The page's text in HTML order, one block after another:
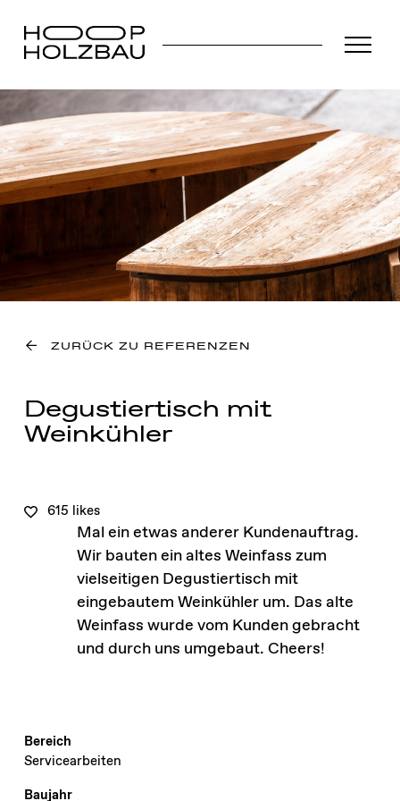
ZURÜCK ZU REFERENZEN
Degustiertisch mit
Weinkühler
615 likes
Mal ein etwas anderer Kundenauftrag.
Wir bauten ein altes Weinfass zum
vielseitigen Degustiertisch mit
eingebautem Weinkühler um. Das alte
Weinfass wurde vom Kunden gebracht
und durch uns umgebaut. Cheers!
Bereich
Servicearbeiten
Baujahr